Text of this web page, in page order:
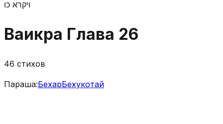
ויקרא כו
Ваикра Глава 26
46 стихов
Параша:БехарБехукотай